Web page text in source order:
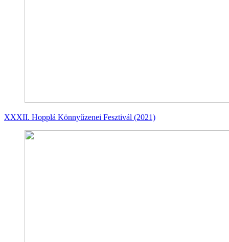
XXXII. Hopplá Könnyűzenei Fesztivál (2021)